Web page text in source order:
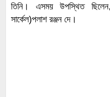
তিনি। এসময় উপস্থিত
সার্কেল)পলাশ রঞ্জন দে।